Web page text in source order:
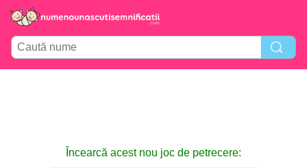
Încearcă acest nou joc de petrecere: